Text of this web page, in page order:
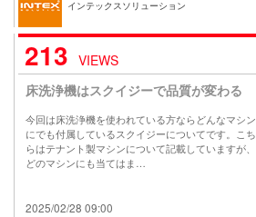
インテックスソリューション
213 VIEWS
床洗浄機はスクイジーで品質が変わる
今回は床洗浄機を使われている方ならどんなマシン
にでも付属しているスクイジーについてです。こち
らはテナント製マシンについて記載していますが、
どのマシンにも当てはま…
2025/02/28 09:00